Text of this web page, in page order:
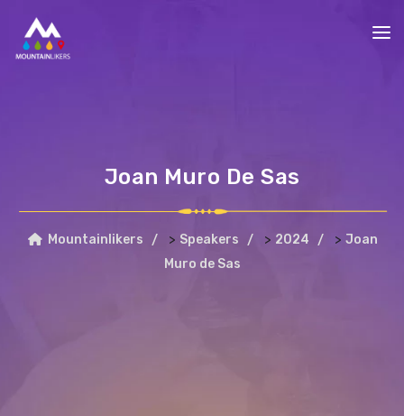
Joan Muro De Sas
Mountainlikers > Speakers > 2024 > Joan
Muro de Sas